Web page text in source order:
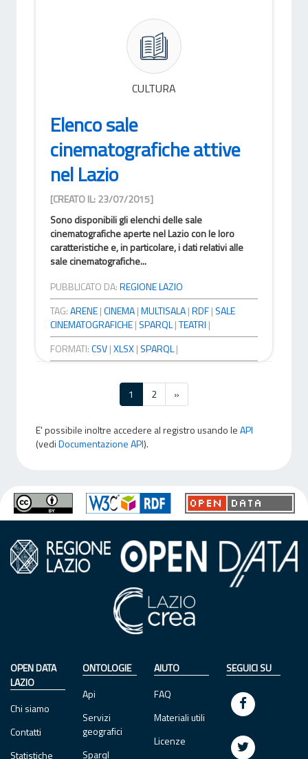
CULTURA
Elenco sale
cinematografiche attive
nel Lazio
[CREATO IL: 23/07/2015]
Sono disponibili gli elenchi delle sale
cinematografiche aperte nel Lazio con le loro
caratteristiche e, in particolare, i dati relativi alle
sale cinematografiche...
PUBBLICATO DA:REGIONE LAZIO
TAG:ARENE|CINEMA|MULTISALA|RDF| SALE
CINEMATOGRAFICHE| SPARQL|TEATRI |
FORMATI:CSV|XLSX| SPARQL|
1 2 »
E' possibile inoltre accedere al registro usando leAPI
(vediDocumentazione API).
OPEN DATA
LAZIO
Chi siamo
Contatti
Statistiche
ONTOLOGIE
Api
Servizi
geografici
Sparql
AIUTO
FAQ
Materiali utili
Licenze
SEGUICI SU